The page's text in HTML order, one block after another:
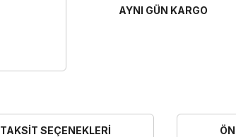
AYNI GÜN KARGO
TAKSIT SEÇENEKLERI